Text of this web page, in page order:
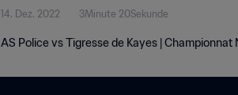
14. Dez. 2022 3Minute 20Sekunde
AS Police vs Tigresse de Kayes |